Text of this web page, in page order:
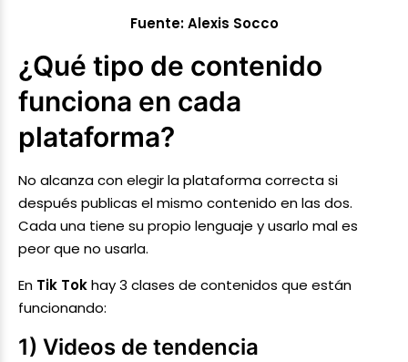
Fuente: Alexis Socco
¿Qué tipo de contenido
funciona en cada
plataforma?
No alcanza con elegir la plataforma correcta si
después publicas el mismo contenido en las dos.
Cada una tiene su propio lenguaje y usarlo mal es
peor que no usarla.
En Tik Tokhay 3 clases de contenidos que están
funcionando:
1) Videos de tendencia